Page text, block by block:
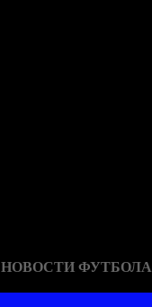
НОВОСТИ ФУТБОЛА